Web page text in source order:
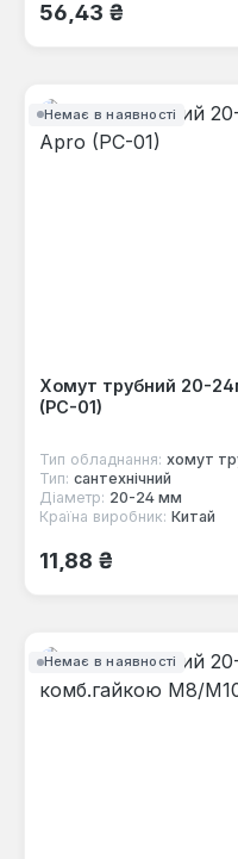
56,43 ₴
Немає в наявності
Хомут трубний 20-
(PC-01)
Тип обладнання: хомут
Тип: сантехнічний
Діаметр: 20-24 мм
Країна виробник: Китай
Звичайна ціна:
11,88 ₴
Немає в наявності